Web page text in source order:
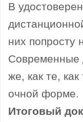
В
них попросту
Современные
же, как те,
очной форме.
Итоговый